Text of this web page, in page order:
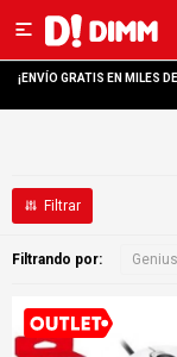

¡ENVÍO GRATIS EN MILES
Filtrando por: Genius